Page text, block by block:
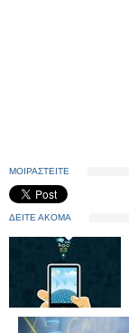
ΜΟΙΡΑΣΤΕΙΤΕ
ΔΕΙΤΕ ΑΚΟΜΑ